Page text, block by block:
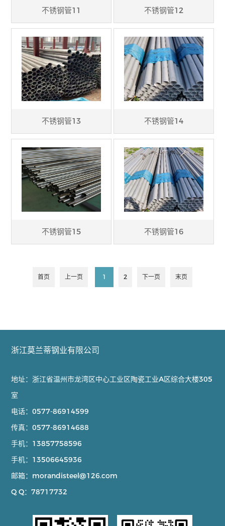
不锈钢管11 不锈钢管12
不锈钢管13 不锈钢管14
不锈钢管15 不锈钢管16
首页 上一页 1 2 下一页 末页
浙江莫兰蒂钢业有限公司
地址：浙江省温州市龙湾区中心工业区陶瓷工业A区综合大楼305
室
电话：0577-86914599
传真：0577-86914688
手机： 13857758596
手机： 13506645936
邮箱： morandisteel@126.com
Q Q：78717732